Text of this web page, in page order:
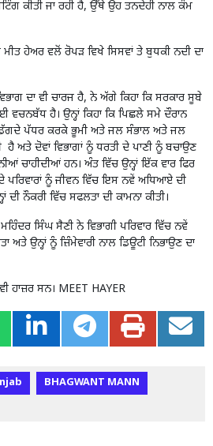
ਕੀਤੀ ਜਾ ਰਹੀ ਹੈ, ਉੱਥੇ ਉਹ ਤਨਦੇਹੀ ਨਾਲ ਕੰਮ
ਹੇਅਰ ਵਲੋਂ ਰੋਪੜ ਵਿਖੇ ਸਿਸਵਾਂ ਤੇ ਬੁਧਕੀ ਨਦੀ ਦਾ
ਦਾ ਵੀ ਚਾਰਜ ਹੈ, ਨੇ ਅੱਗੇ ਕਿਹਾ ਕਿ ਸਰਕਾਰ ਸੂਬੇ
ਵਚਨਬੱਧ ਹੈ। ਉਨ੍ਹਾਂ ਕਿਹਾ ਕਿ ਪਿਛਲੇ ਸਮੇ ਦੌਰਾਨ
ਪੱਧਰ ਕਰਕੇ ਭੂਮੀ ਅਤੇ ਜਲ ਸੰਭਾਲ ਅਤੇ ਜਲ
ਅਤੇ ਦੋਵਾਂ ਵਿਭਾਗਾਂ ਨੂੰ ਧਰਤੀ ਦੇ ਪਾਣੀ ਨੂੰ ਬਚਾਉਣ
ਚਾਹੀਦੀਆਂ ਹਨ। ਅੰਤ ਵਿੱਚ ਉਨ੍ਹਾਂ ਇੱਕ ਵਾਰ ਫਿਰ
ਪਰਿਵਾਰਾਂ ਨੂੰ ਜੀਵਨ ਵਿੱਚ ਇਸ ਨਵੇਂ ਅਧਿਆਏ ਦੀ
ਨੌਕਰੀ ਵਿੱਚ ਸਫਲਤਾ ਦੀ ਕਾਮਨਾ ਕੀਤੀ।
ਸਿੰਘ ਸੈਣੀ ਨੇ ਵਿਭਾਗੀ ਪਰਿਵਾਰ ਵਿੱਚ ਨਵੇਂ
ਅਤੇ ਉਨ੍ਹਾਂ ਨੂੰ ਜ਼ਿੰਮੇਵਾਰੀ ਨਾਲ ਡਿਊਟੀ ਨਿਭਾਉਣ ਦਾ
ਸਨ। MEET HAYER
BHAGWANT MANN